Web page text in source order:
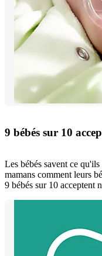
9 bébés sur 10
Les bébés savent ce
mamans comment leurs
9 bébés sur 10 acceptent